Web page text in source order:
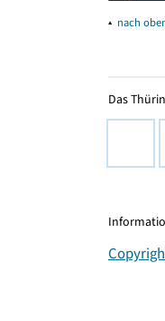
▴ nach
Das